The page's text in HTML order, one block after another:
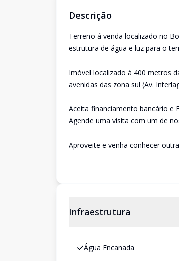
Descrição
Terreno á venda localizado no
estrutura de água e luz para o
Imóvel localizado à 400 metros
avenidas das zona sul (Av.
Aceita financiamento bancário e
Agende uma visita com um de
Aproveite e venha conhecer
Infraestrutura
Água Encanada